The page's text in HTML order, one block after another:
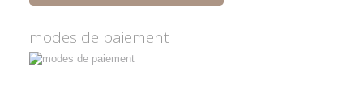
modes de paiement